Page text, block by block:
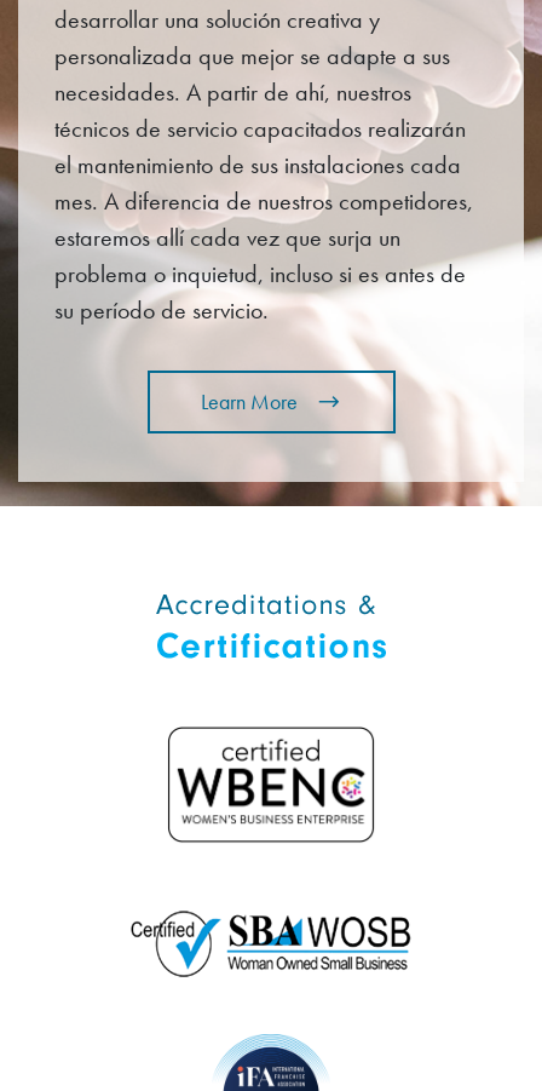
desarrollar una solución creativa y
personalizada que mejor se adapte a sus
necesidades. A partir de ahí, nuestros
técnicos de servicio capacitados realizarán
el mantenimiento de sus instalaciones cada
mes. A diferencia de nuestros competidores,
estaremos allí cada vez que surja un
problema o inquietud, incluso si es antes de
su período de servicio.
Learn More